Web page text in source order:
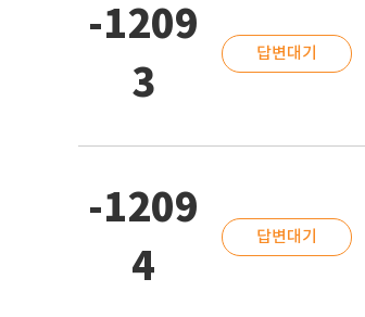
-1209
3
답변대기
-1209
4
답변대기